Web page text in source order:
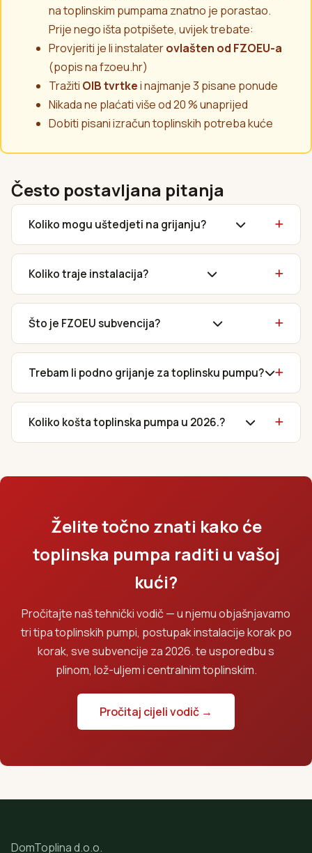
na toplinskim pumpama znatno je porastao.
Prije nego išta potpišete, uvijek trebate:
Provjeriti je li instalaterovlašten od FZOEU-a
(popis na fzoeu.hr)
Tražiti OIB tvrtkei najmanje 3 pisane ponude
Nikada ne plaćati više od 20 % unaprijed
Dobiti pisani izračun toplinskih potreba kuće
Često postavljana pitanja
Koliko mogu uštedjeti na grijanju?
Koliko traje instalacija?
Što je FZOEU subvencija?
Trebam li podno grijanje za toplinsku pumpu?
Koliko košta toplinska pumpa u 2026.?
Želite točno znati kako će
toplinska pumpa raditi u vašoj
kući?
Pročitajte naš tehnički vodič — u njemu objašnjavamo
tri tipa toplinskih pumpi, postupak instalacije korak po
korak, sve subvencije za 2026. te usporedbu s
plinom, lož-uljem i centralnim toplinskim.
Pročitaj cijeli vodič →
DomToplina d.o.o.